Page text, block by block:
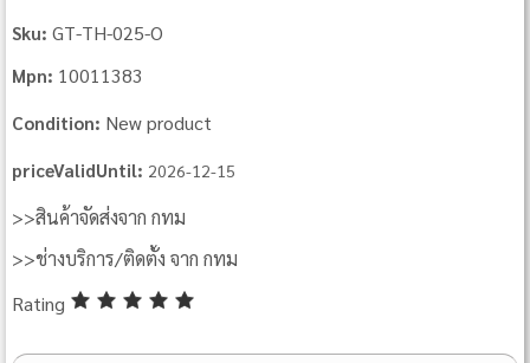
Sku: GT-TH-025-O
Mpn: 10011383
Condition: New product
priceValidUntil: 2026-12-15
>>สินค้าจัดส่งจาก กทม
>>ช่างบริการ/ติดตั้ง จาก กทม
Rating